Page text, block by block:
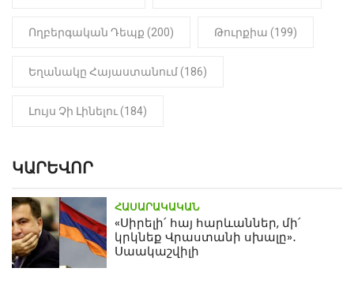
Ողբերգական Դեպք (200) Թուրքիա (199)
Եղանակը Հայաստանում (186)
Լույս Չի Լինելու (184)
ԿԱՐԵՎՈՐ
ՀԱՍԱՐԱԿԱԿԱՆ
«Սիրելի՛ հայ հարևաններ, մի՛
կրկնեք Վրաստանի սխալը»․
Սաակաշվիլի